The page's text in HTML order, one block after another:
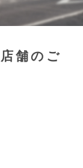
舗のご